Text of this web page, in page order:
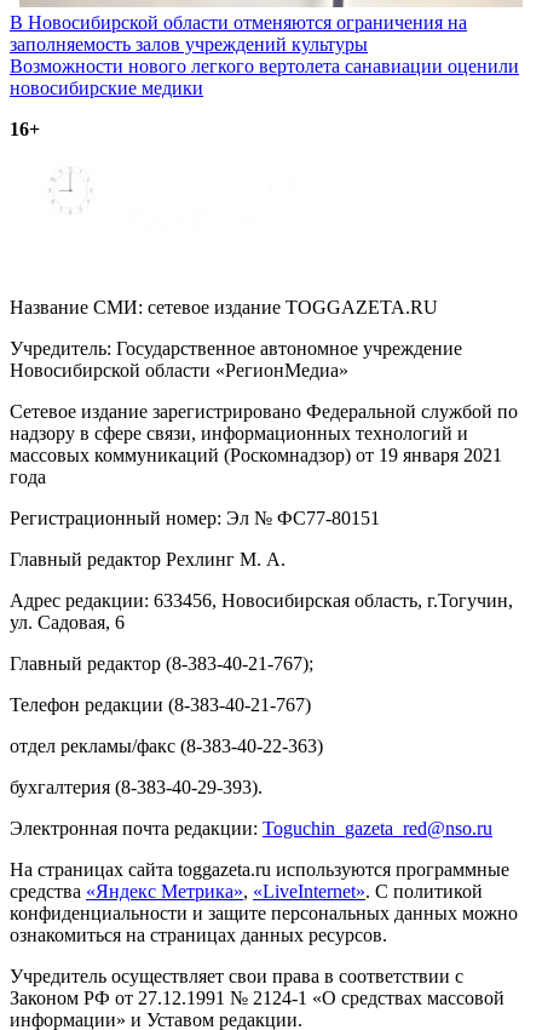
Навигация
по
записям
В Новосибирской области отменяются ограничения на
заполняемость залов учреждений культуры
Возможности нового легкого вертолета санавиации оценили
новосибирские медики
16+
Название СМИ: cетевое издание TOGGAZETA.RU
Учредитель: Государственное автономное учреждение
Новосибирской области «РегионМедиа»
Сетевое издание зарегистрировано Федеральной службой по
надзору в сфере связи, информационных технологий и
массовых коммуникаций (Роскомнадзор) от 19 января 2021
года
Регистрационный номер: Эл № ФС77-80151
Главный редактор Рехлинг М. А.
Адрес редакции: 633456, Новосибирская область, г.Тогучин,
ул. Садовая, 6
Главный редактор (8-383-40-21-767);
Телефон редакции (8-383-40-21-767)
отдел рекламы/факс (8-383-40-22-363)
бухгалтерия (8-383-40-29-393).
Электронная почта редакции: Toguchin gazeta red@nso.ru
На страницах сайта toggazeta.ru используются программные
средства «Яндекс Метрика», «LiveInternet». С политикой
конфиденциальности и защите персональных данных можно
ознакомиться на страницах данных ресурсов.
Учредитель осуществляет свои права в соответствии с
Законом РФ от 27.12.1991 № 2124-1 «О средствах массовой
информации» и Уставом редакции.